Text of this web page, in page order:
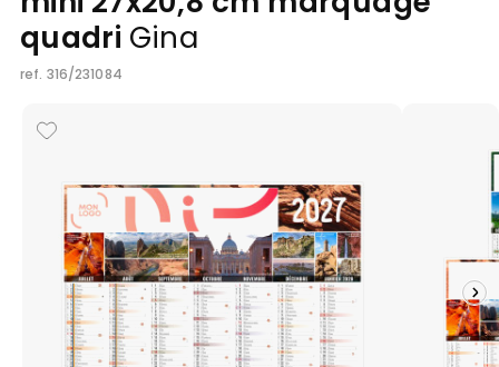
quadri Gina
ref. 316/231084